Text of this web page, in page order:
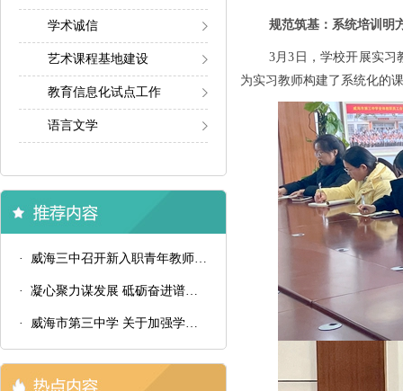
学术诚信
艺术课程基地建设
教育信息化试点工作
语言文学
· 威海三中召开新入职青年教师汇报课总结会议
· 凝心聚力谋发展 砥砺奋进谱新篇——威海三中召开2024-2025学年第二学期备课组长会议
· 威海市第三中学 关于加强学生八项学习习惯培养的通知
规范筑基：系统培训明
3月3日，学校开展实习
为实习教师构建了系统化的